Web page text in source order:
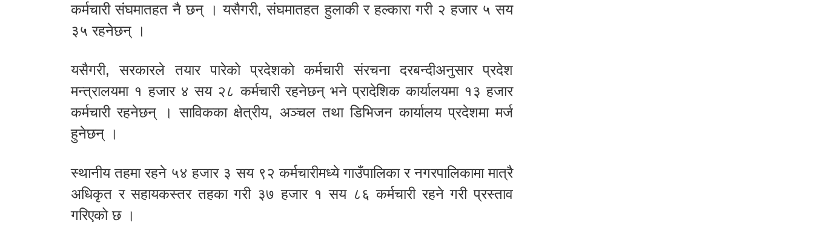
कर्मचारी संघमातहत नै छन् । यसैगरी, संघमातहत हुलाकी र हल्कारा गरी २ हजार ५ सय
३५ रहनेछन् ।
यसैगरी, सरकारले तयार पारेको प्रदेशको कर्मचारी संरचना दरबन्दीअनुसार प्रदेश
मन्त्रालयमा १ हजार ४ सय २८ कर्मचारी रहनेछन् भने प्रादेशिक कार्यालयमा १३ हजार
कर्मचारी रहनेछन् । साविकका क्षेत्रीय, अञ्चल तथा डिभिजन कार्यालय प्रदेशमा मर्ज
हुनेछन् ।
स्थानीय तहमा रहने ५४ हजार ३ सय ९२ कर्मचारीमध्ये गाउँपालिका र नगरपालिकामा मात्रै
अधिकृत र सहायकस्तर तहका गरी ३७ हजार १ सय ८६ कर्मचारी रहने गरी प्रस्ताव
गरिएको छ ।